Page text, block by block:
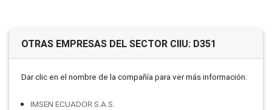
OTRAS EMPRESAS DEL SECTOR CIIU: D351
Dar clic en el nombre de la compañí­a para ver más información:
IMSEN ECUADOR S.A.S.